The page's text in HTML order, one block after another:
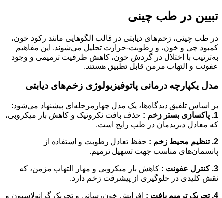
تبیین در طب چینی
در طب چینی، زخم‌های دیابتی در قالب الگوهایی مانند رکود خون،
کمبود چی و خون، و رطوبت-حرارت تحلیل می‌شوند. این مفاهیم
به‌ترتیب با اختلال در گردش خون، کاهش ظرفیت ترمیمی و وجود
عفونت و التهاب مزمن قابل تطبیق هستند.
مدل یکپارچه درمانی پاتوفیزیولوژی زخم‌های دیابتی
بر اساس تلفیق دیدگاه‌ها، یک مدل چهارمرحله‌ای پیشنهاد می‌شود:
1. پاکسازی بستر زخم :
حذف بافت نکروتیک و کاهش بار میکروبی،
که معادل دبریدمان در طب رایج است.
2. تنظیم محیط زخم :
حفظ تعادل رطوبت و استفاده از
پانسمان‌های مناسب جهت تسهیل ترمیم.
3. کنترل عفونت :
کاهش بار میکروبی و مهار التهاب مزمن، که
نقش کلیدی در جلوگیری از پیشرفت زخم دارد.
4. تحریک ترمیم بافت :
افزایش خون‌رسانی و تحریک گرانولاسیون و